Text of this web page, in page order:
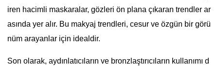
iren hacimli maskaralar, gözleri ön plana çıkaran trendler ar
asında yer alır. Bu makyaj trendleri, cesur ve özgün bir görü
nüm arayanlar için idealdir.
Son olarak, aydınlatıcıların ve bronzlaştırıcıların kullanımı d